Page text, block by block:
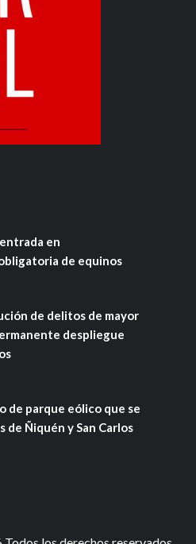
en
de equinos
de delitos de mayor
despliegue
de parque eólico que se
de Ñiquén y San Carlos